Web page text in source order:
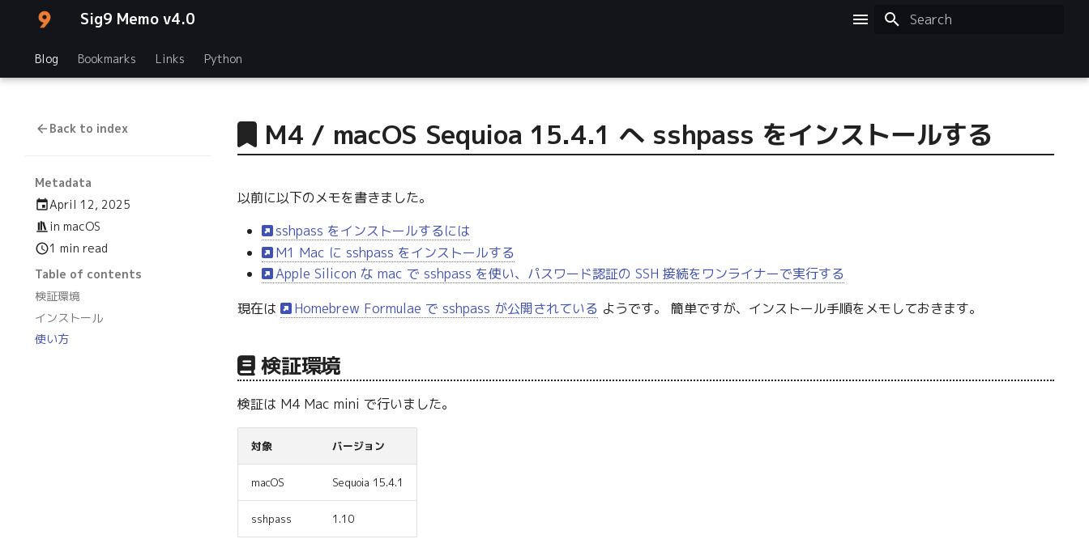
Sig9 Memo v4.0
Blog Bookmarks Links Python
Back to index
Metadata
April 12, 2025
inmacOS
1 min read
Table of contents
検証環境
インストール
使い方
M4 / macOS Sequioa 15.4.1 へ sshpass をインストールする
以前に以下のメモを書きました。
sshpass をインストールするには
M1 Mac に sshpass をインストールする
Apple Silicon な mac で sshpass を使い、パスワード認証の SSH 接続をワンライナーで実行する
現在は
Homebrew Formulae で sshpass が公開されている ようです。 簡単ですが、インストール手順をメモしておきます。
検証環境
検証は M4 Mac mini で行いました。
対象 バージョン
macOS Sequoia 15.4.1
sshpass 1.10